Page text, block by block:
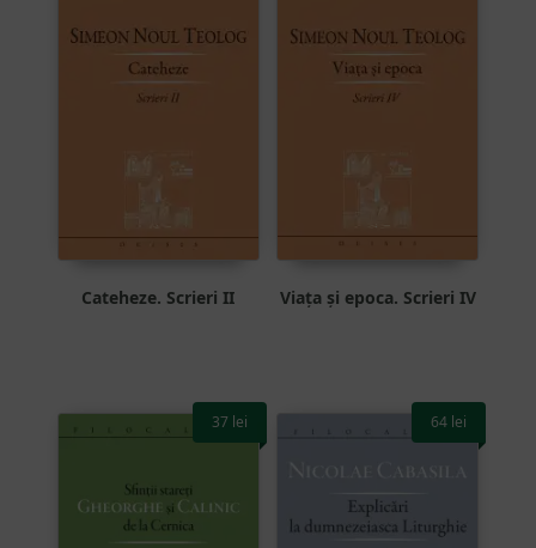
Cateheze. Scrieri II Viața și epoca. Scrieri IV
37 lei 64 lei